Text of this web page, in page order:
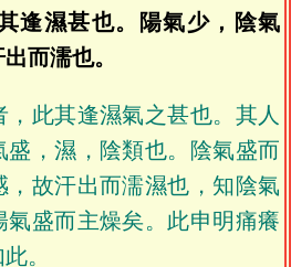
逢濕甚也。陽氣少，陰氣
而濡也。
此其逢濕氣之甚也。其人
盛，濕，陰類也。陰氣盛而
，故汗出而濡濕也，知陰氣
氣盛而主燥矣。此申明痛癢
。